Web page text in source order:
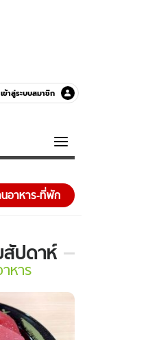
เข้าสู่ระบบสมาชิก
ตัว
นอาหาร-ที่พัก
สัปดาห์
หาร